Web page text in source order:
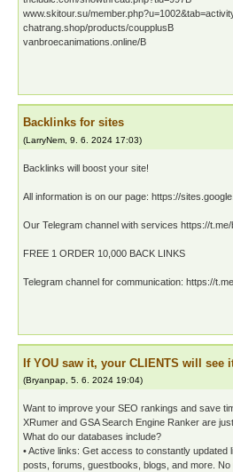
www.skitour.su/
chatrang.shop/products/coupplusВ
vanbroecanimations.online/В
Backlinks for sites
(LarryNem 9. 6. 2024 17:03)
Backlinks will boost your site!
All information is on our page: https://
Our Telegram channel with services https://
FREE 1 ORDER 10,000 BACK LINKS
Telegram channel for communication: https://
If YOU saw it, your CLIENTS will see
(Bryanpap 5. 6. 2024 19:04)
Want to improve your SEO rankings and save
XRumer and GSA Search Engine Ranker are
What do our databases include?
• Active links: Get access to constantly updated
posts, forums, guestbooks, blogs, and more.